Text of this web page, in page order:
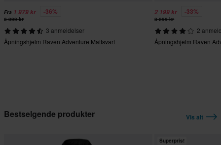
Fra 1 979 kr -36%
3 099 kr
3 anmeldelser
Åpningshjelm Raven Adventure Mattsvart
2 199 kr -33%
3 299 kr
2
Åpningshjelm Raven
Bestselgende produkter Vis alt
Superpris!